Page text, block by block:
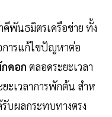
พันธมิตรเครือข่าย ทั้ง
การแก้ไขปัญหาต่อ
ดอก ตลอดระยะเวลา
ะเวลาการพักต้น สําห
บผลกระทบทางตรง